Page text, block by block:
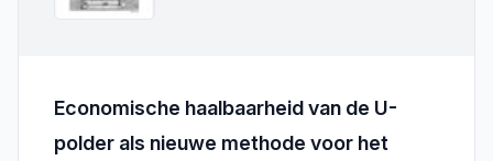
Economische haalbaarheid van de U-
polder als nieuwe methode voor het